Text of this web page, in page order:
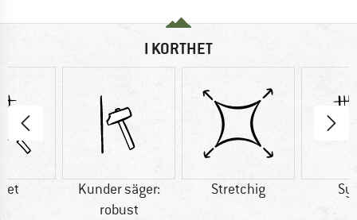
I KORTHET
Kunder säger:
robust
Stretchig